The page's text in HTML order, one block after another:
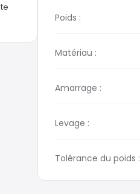
Poids :
Matériau :
Amarrage :
Levage :
Tolérance du poids :